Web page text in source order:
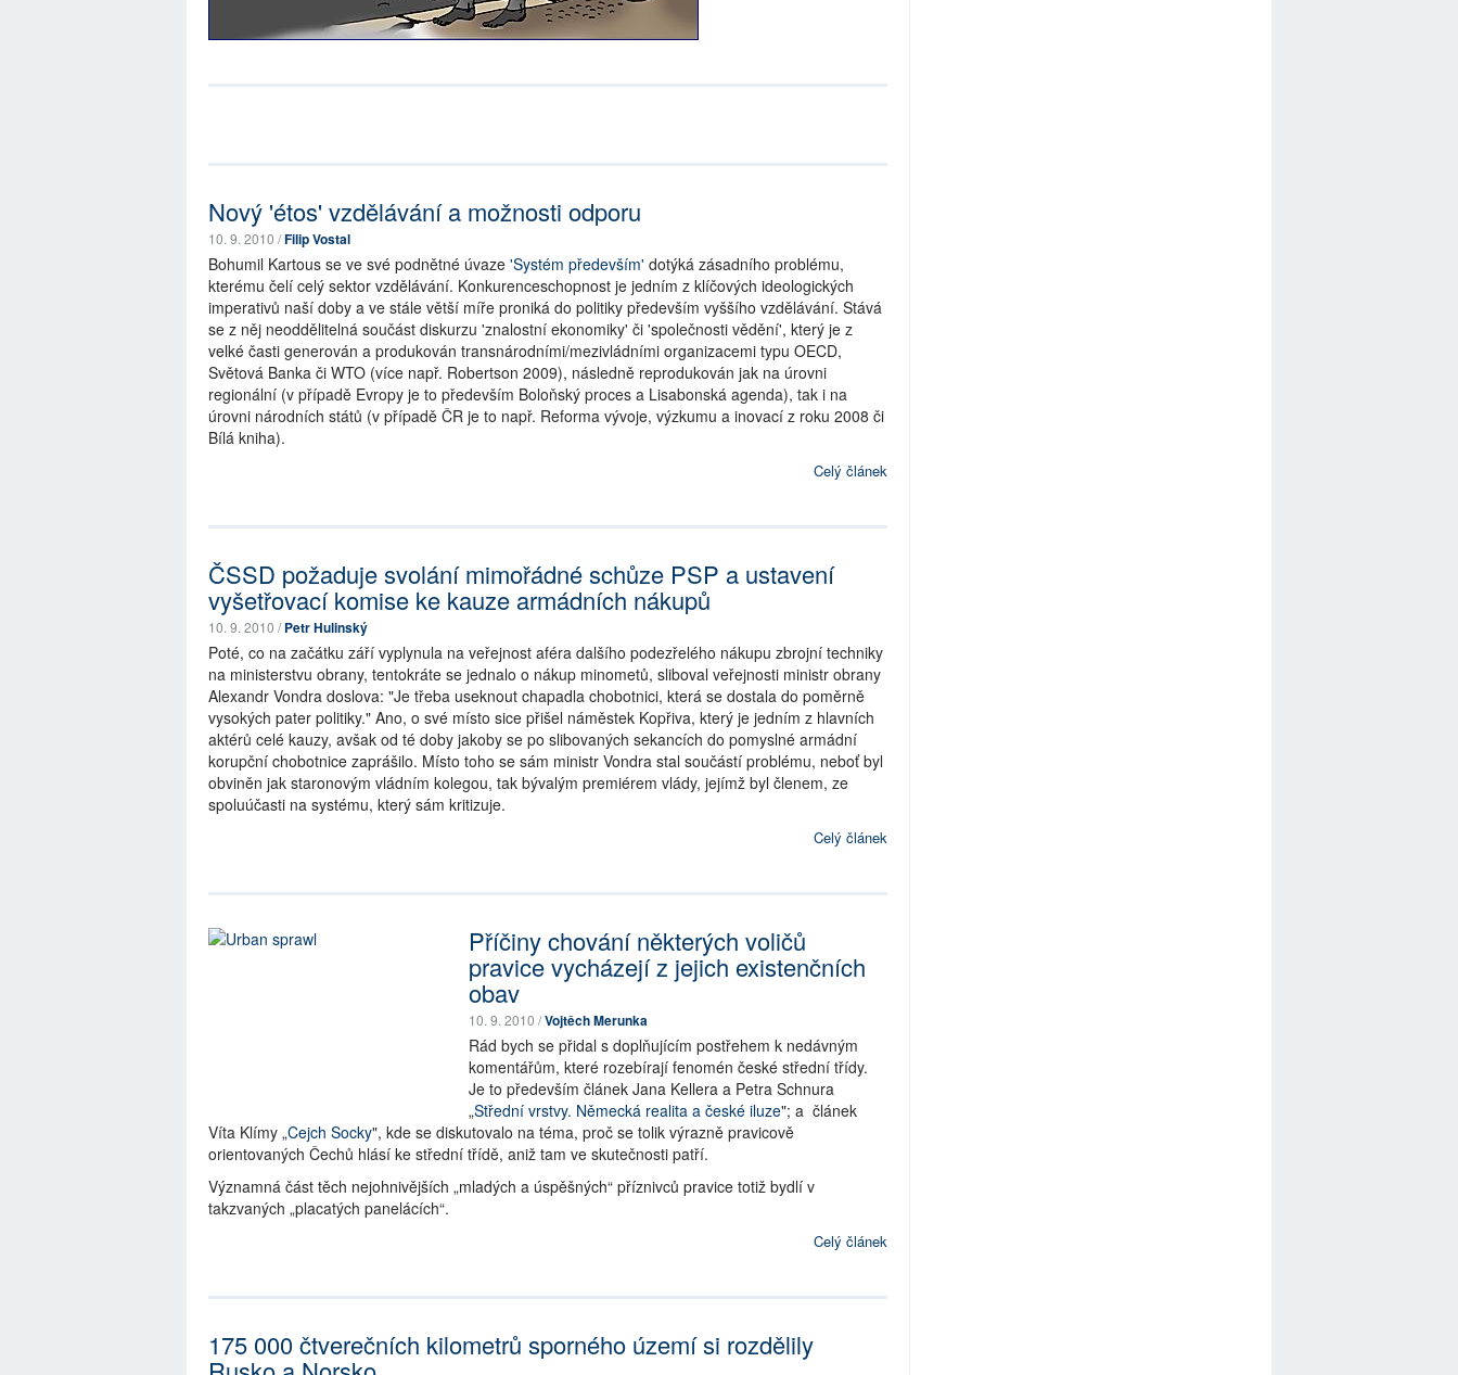
Nový 'étos' vzdělávání a možnosti odporu
10. 9. 2010 /Filip Vostal
Bohumil Kartous se ve své podnětné úvaze 'Systém především' dotýká zásadního problému,
kterému čelí celý sektor vzdělávání. Konkurenceschopnost je jedním z klíčových ideologických
imperativů naší doby a ve stále větší míře proniká do politiky především vyššího vzdělávání. Stává
se z něj neoddělitelná součást diskurzu 'znalostní ekonomiky' či 'společnosti vědění', který je z
velké časti generován a produkován transnárodními/mezivládními organizacemi typu OECD,
Světová Banka či WTO (více např. Robertson 2009), následně reprodukován jak na úrovni
regionální (v případě Evropy je to především Boloňský proces a Lisabonská agenda), tak i na
úrovni národních států (v případě ČR je to např. Reforma vývoje, výzkumu a inovací z roku 2008 či
Bílá kniha).
Celý článek
ČSSD požaduje svolání mimořádné schůze PSP a ustavení
vyšetřovací komise ke kauze armádních nákupů
10. 9. 2010 /Petr Hulinský
Poté, co na začátku září vyplynula na veřejnost aféra dalšího podezřelého nákupu zbrojní techniky
na ministerstvu obrany, tentokráte se jednalo o nákup minometů, sliboval veřejnosti ministr obrany
Alexandr Vondra doslova: "Je třeba useknout chapadla chobotnici, která se dostala do poměrně
vysokých pater politiky." Ano, o své místo sice přišel náměstek Kopřiva, který je jedním z hlavních
aktérů celé kauzy, avšak od té doby jakoby se po slibovaných sekancích do pomyslné armádní
korupční chobotnice zaprášilo. Místo toho se sám ministr Vondra stal součástí problému, neboť byl
obviněn jak staronovým vládním kolegou, tak bývalým premiérem vlády, jejímž byl členem, ze
spoluúčasti na systému, který sám kritizuje.
Celý článek
Příčiny chování některých voličů
pravice vycházejí z jejich existenčních
obav
10. 9. 2010 /Vojtěch Merunka
Rád bych se přidal s doplňujícím postřehem k nedávným
komentářům, které rozebírají fenomén české střední třídy.
Je to především článek Jana Kellera a Petra Schnura
„Střední vrstvy. Německá realita a české iluze"; a článek
Víta Klímy „Cejch Socky", kde se diskutovalo na téma, proč se tolik výrazně pravicově
orientovaných Čechů hlásí ke střední třídě, aniž tam ve skutečnosti patří.
Významná část těch nejohnivějších „mladých a úspěšných“ příznivců pravice totiž bydlí v
takzvaných „placatých panelácích“.
Celý článek
175 000 čtverečních kilometrů sporného území si rozdělily